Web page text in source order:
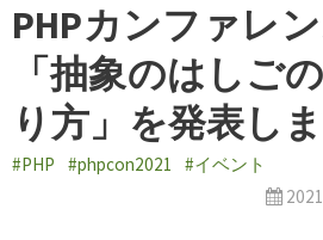
PHPカンファレ
「抽象のはしご
り方」を発表し
#PHP #phpcon2021
#イベント